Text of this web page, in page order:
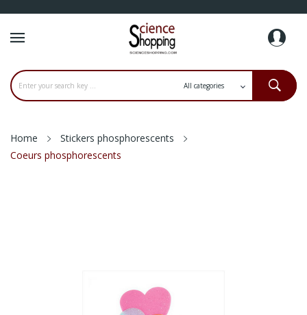
Home
Stickers phosphorescents
Coeurs phosphorescents